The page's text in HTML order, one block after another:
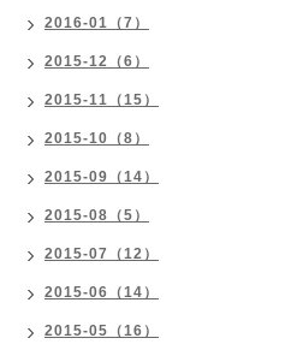
2016-01（7）
2015-12（6）
2015-11（15）
2015-10（8）
2015-09（14）
2015-08（5）
2015-07（12）
2015-06（14）
2015-05（16）